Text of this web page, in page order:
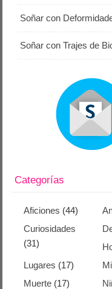
Soñar con
Soñar con Trajes de
Categorías
Aficiones (44)
Curiosidades
(31)
Lugares (17)
Muerte (17)